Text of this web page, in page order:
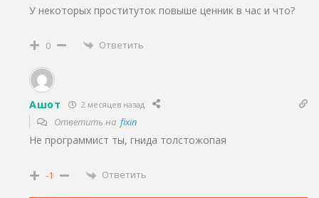
У некоторых проституток повыше ценник в час и что?
0 Ответить
Ашот 2 месяцев назад
Ответить на fixin
Не программист ты, гнида толстожопая
-1 Ответить